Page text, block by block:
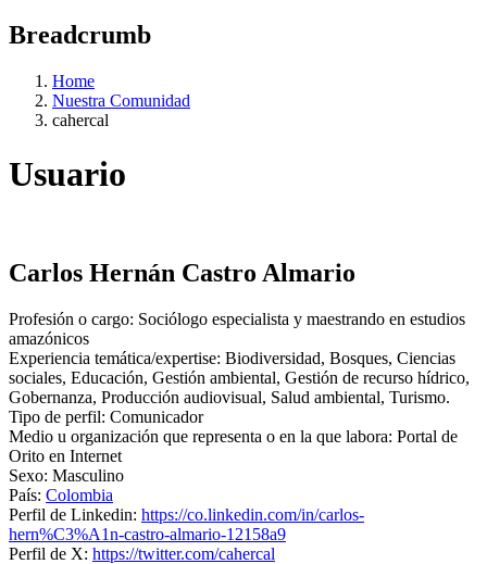
Breadcrumb
Home
Nuestra Comunidad
cahercal
Usuario
Carlos Hernán Castro Almario
Profesión o cargo: Sociólogo especialista y maestrando en estudios
amazónicos
Experiencia temática/expertise: Biodiversidad, Bosques, Ciencias
sociales, Educación, Gestión ambiental, Gestión de recurso hídrico,
Gobernanza, Producción audiovisual, Salud ambiental, Turismo.
Tipo de perfil: Comunicador
Medio u organización que representa o en la que labora: Portal de
Orito en Internet
Sexo: Masculino
País: Colombia
Perfil de Linkedin: https://co.linkedin.com/in/carlos-
hern%C3%A1n-castro-almario-12158a9
Perfil de X: https://twitter.com/cahercal